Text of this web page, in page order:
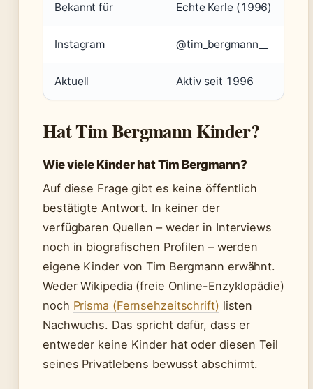
Bekannt für Echte Kerle (1996)
Instagram @tim_bergmann__
Aktuell Aktiv seit 1996
Hat Tim Bergmann Kinder?
Wie viele Kinder hat Tim Bergmann?
Auf diese Frage gibt es keine öffentlich
bestätigte Antwort. In keiner der
verfügbaren Quellen – weder in Interviews
noch in biografischen Profilen – werden
eigene Kinder von Tim Bergmann erwähnt.
Weder Wikipedia (freie Online-Enzyklopädie)
noch Prisma (Fernsehzeitschrift) listen
Nachwuchs. Das spricht dafür, dass er
entweder keine Kinder hat oder diesen Teil
seines Privatlebens bewusst abschirmt.